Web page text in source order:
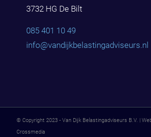
3732 HG De Bilt
085 401 10 49
info@vandijkbelastingadviseurs.nl
© Copyright 2023 - Van Dijk Belastingadviseurs B.V. |
Crossmedia